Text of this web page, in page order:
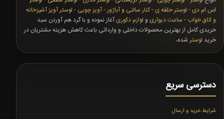
اس ام دی- لوستر حلقه ی-کنار سالنی و آباژور-آویز چوبی - لوستر آویز آشپزخانه
و اتاق خواب - ساعت دیواری و لوازم دکوریآغاز نموده و با گرد هم آوردن سبد
خریدی کامل از بهترین محصولات داخلی و وارداتی باعث کاهش هزینه مشتریان در
خرید لوستر شده،
دسترسی سریع
شرایط خرید و ارسال